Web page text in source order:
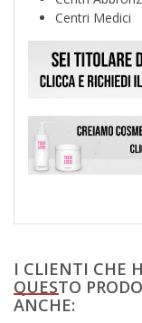
Centri Medici
I CLIENTI CHE
QUESTO
ANCHE: